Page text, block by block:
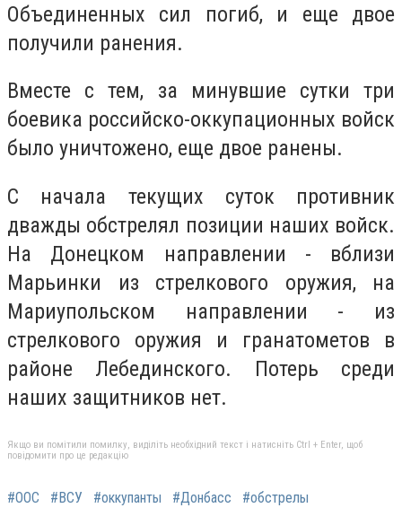
Объединенных сил погиб, и еще двое
получили ранения.
Вместе с тем, за минувшие сутки три
боевика российско-оккупационных войск
было уничтожено, еще двое ранены.
С начала текущих суток противник
дважды обстрелял позиции наших войск.
На Донецком направлении - вблизи
Марьинки из стрелкового оружия, на
Мариупольском направлении - из
стрелкового оружия и гранатометов в
районе Лебединского. Потерь среди
наших защитников нет.
Якщо ви помітили помилку, виділіть необхідний текст і натисніть Ctrl + Enter, щоб
повідомити про це редакцію
#ООС #ВСУ #оккупанты #Донбасс #обстрелы